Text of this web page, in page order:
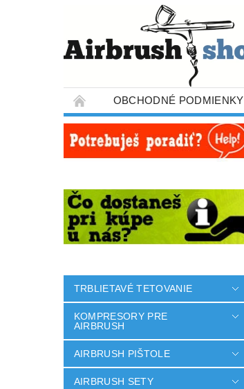
OBCHODNÉ PODMIENKY
TRBLIETAVÉ TETOVANIE
KOMPRESORY PRE
AIRBRUSH
AIRBRUSH PIŠTOLE
AIRBRUSH SETY